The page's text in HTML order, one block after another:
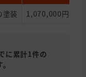
塗装 1,070,000円
に累計1件の